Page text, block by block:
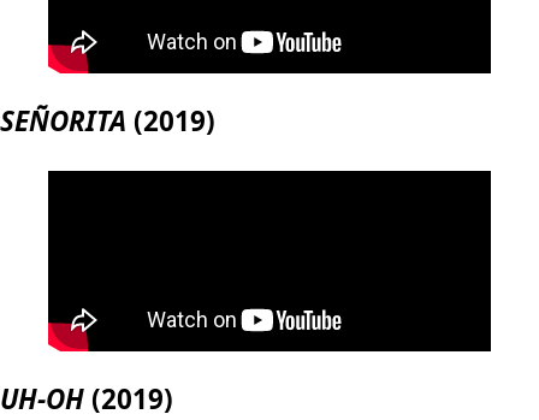
SEÑORITA (2019)
UH-OH (2019)